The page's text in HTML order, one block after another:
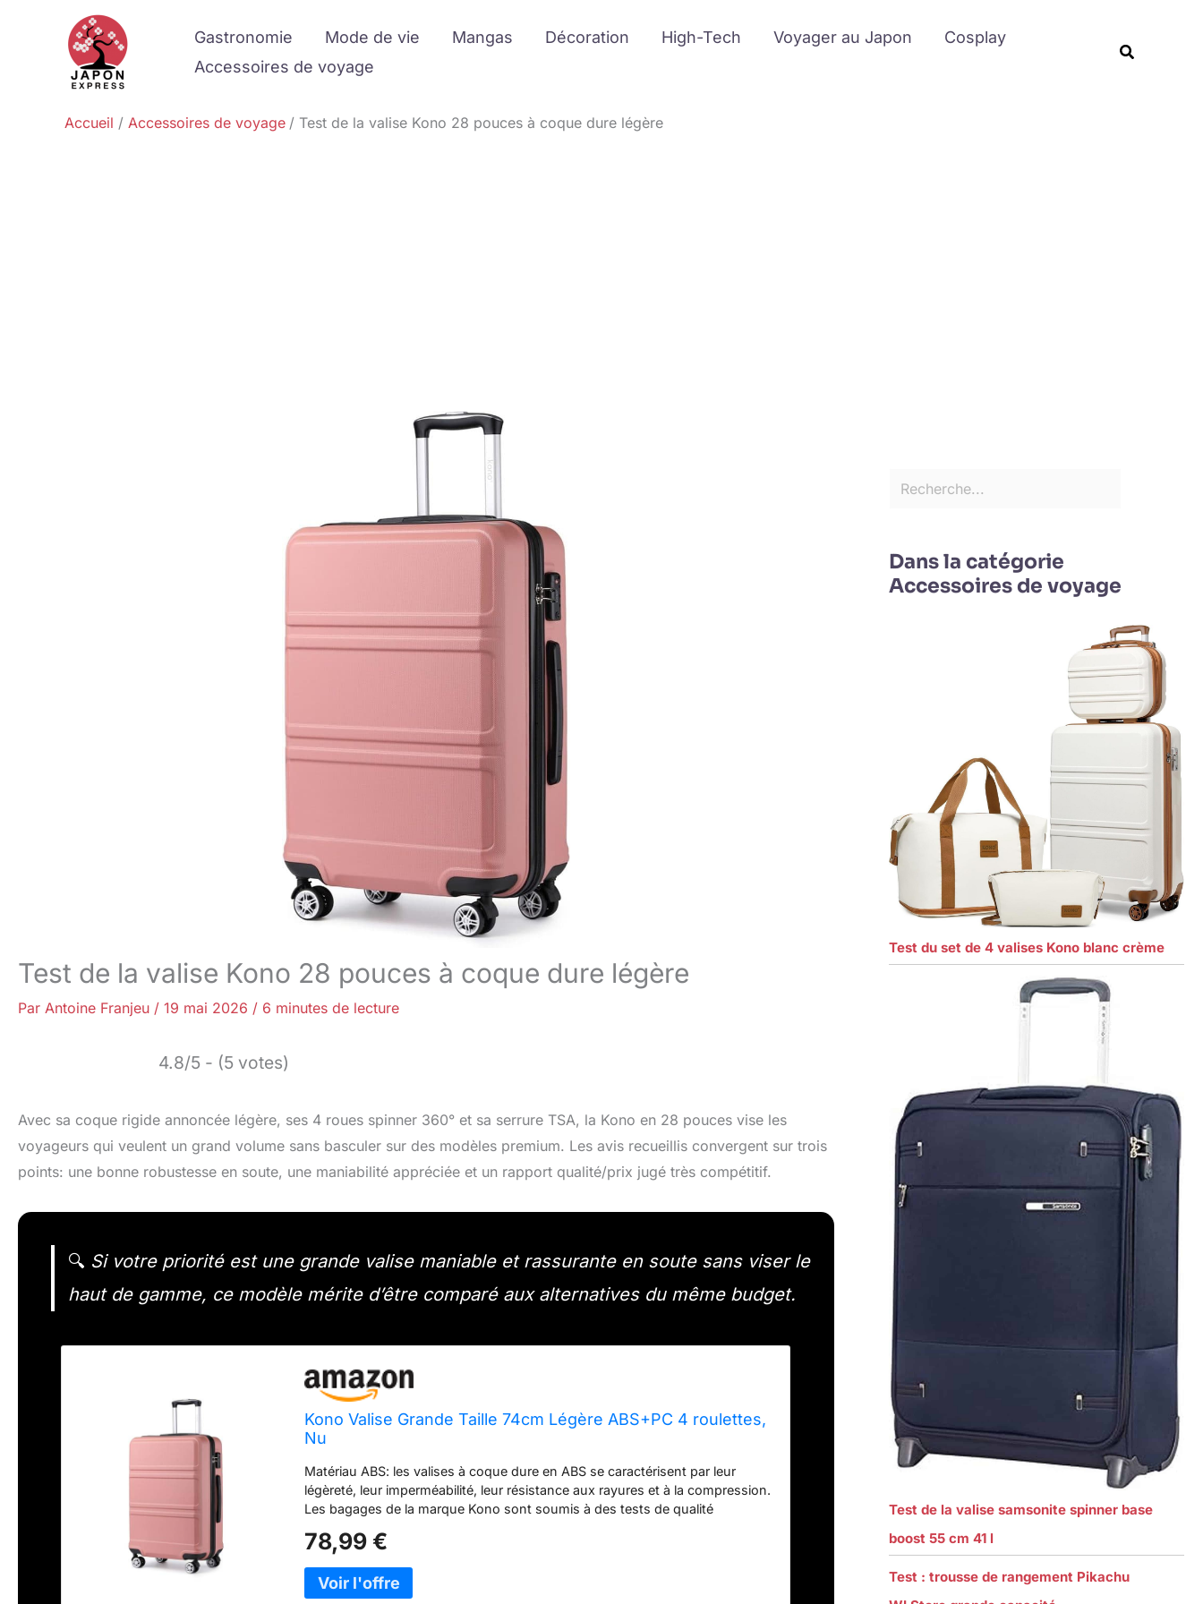
Gastronomie Mode de vie Mangas Décoration High-Tech Voyager au Japon
Cosplay
Accessoires de voyage
Accueil Accessoires de voyage Test de la valise Kono 28 pouces à coque dure légère
Test de la valise Kono 28 pouces à coque dure légère
Par Antoine Franjeu / 19 mai 2026 / 6 minutes de lecture
4.8/5 - (5 votes)
Avec sa coque rigide annoncée légère, ses 4 roues spinner 360° et sa serrure TSA, la Kono en 28 pouces vise les
voyageurs qui veulent un grand volume sans basculer sur des modèles premium. Les avis recueillis convergent sur trois
points: une bonne robustesse en soute, une maniabilité appréciée et un rapport qualité/prix jugé très compétitif.
🔍 Si votre priorité est une grande valise maniable et rassurante en soute sans viser le
haut de gamme, ce modèle mérite d’être comparé aux alternatives du même budget.
Kono Valise Grande Taille 74cm Légère ABS+PC 4 roulettes,
Nu
Matériau ABS: les valises à coque dure en ABS se caractérisent par leur
légèreté, leur imperméabilité, leur résistance aux rayures et à la compression.
Les bagages de la marque Kono sont soumis à des tests de qualité
roues multidirectionnelles silencieuses silencieuses peuvent bouger dans
toutes les directions pour une mobilité facile. Elles ont été testées de manière
approfondie dans différentes conditions de route en mettant l'accent sur
78,99 €
Dans la catégorie
Accessoires de voyage
Test du set de 4 valises Kono blanc crème
Test de la valise samsonite spinner base
boost 55 cm 41 l
Test : trousse de rangement Pikachu